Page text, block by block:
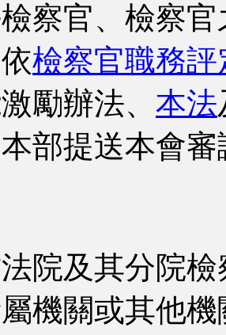
官、檢察官
檢察官職務評
勵辦法、 本法
部提送本會審
及其分院檢
機關或其他